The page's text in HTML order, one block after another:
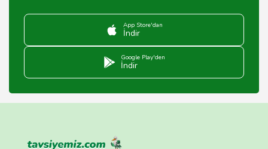
App Store'dan
İndir
Google Play'den
İndir